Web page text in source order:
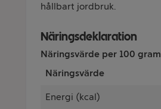
hållbart jordbruk.
Näringsdeklaration
Näringsvärde per 100 gram
Näringsvärde
Energi (kcal)